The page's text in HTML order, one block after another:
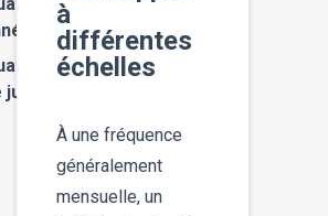
2017
des nappes du bassin
à décembre 2016
à
différentes
échelles
À une fréquence
généralement
mensuelle, un